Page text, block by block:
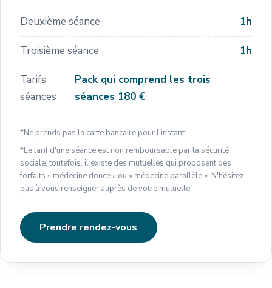
Deuxième séance 1h
Troisième séance 1h
Tarifs
séances
Pack qui comprend les trois
séances 180 €
*Ne prends pas la carte bancaire pour l'instant.
*Le tarif d'une séance est non remboursable par la sécurité
sociale, toutefois, il existe des mutuelles qui proposent des
forfaits « médecine douce » ou « médecine parallèle ». N'hésitez
pas à vous renseigner auprès de votre mutuelle.
Prendre rendez-vous